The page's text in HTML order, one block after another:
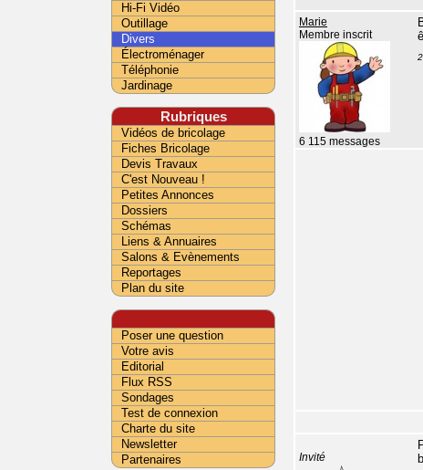
Marie
Membre inscrit
6 115 messages
Invité
Hi-Fi Vidéo
Outillage
Divers
Électroménager
Téléphonie
Jardinage
Rubriques
Vidéos de bricolage
Fiches Bricolage
Devis Travaux
C'est Nouveau !
Petites Annonces
Dossiers
Schémas
Liens & Annuaires
Salons & Evènements
Reportages
Plan du site
Poser une question
Votre avis
Editorial
Flux RSS
Sondages
Test de connexion
Charte du site
Newsletter
Partenaires